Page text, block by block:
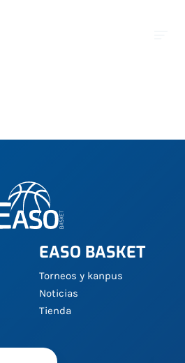
EASO BASKET
Torneos y kanpus
Noticias
Tienda